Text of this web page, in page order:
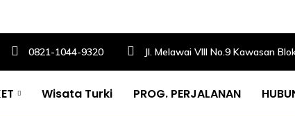
0821-1044-9320 Jl. Melawai VIII No.9 Kawasan
Wisata Turki PROG. PERJALANAN